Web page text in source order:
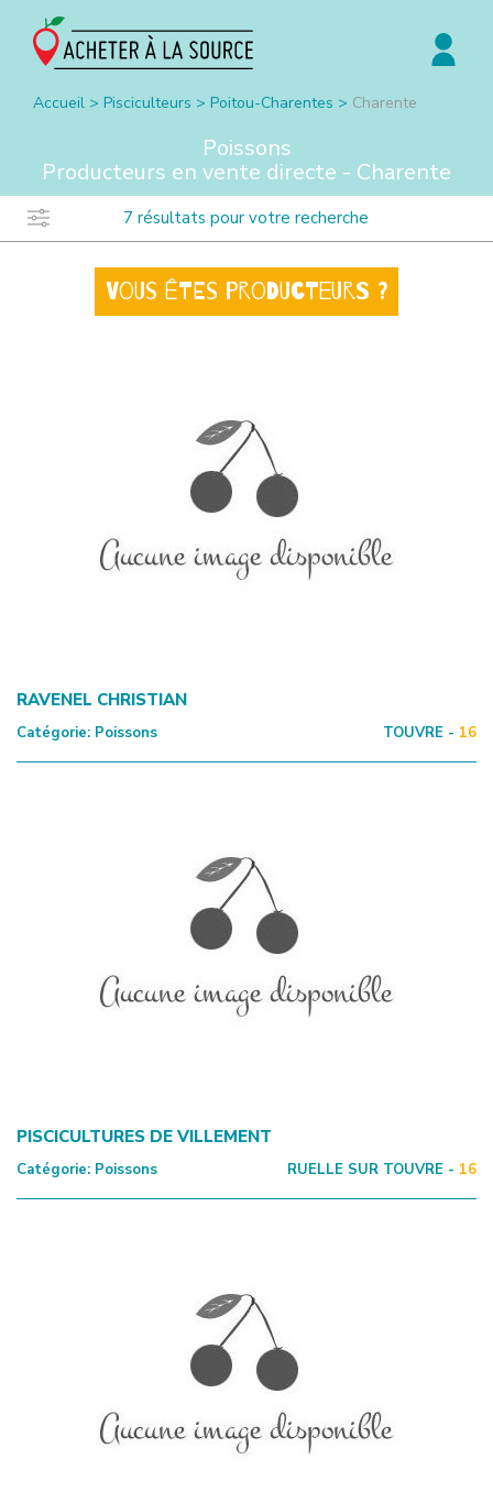
Accueil > Pisciculteurs > Poitou-Charentes > Charente
Poissons
Producteurs en vente directe - Charente
7 résultats pour votre recherche
Vous êtes producteurs ?
RAVENEL CHRISTIAN
Catégorie: Poissons TOUVRE - 16
PISCICULTURES DE VILLEMENT
Catégorie: Poissons RUELLE SUR TOUVRE - 16